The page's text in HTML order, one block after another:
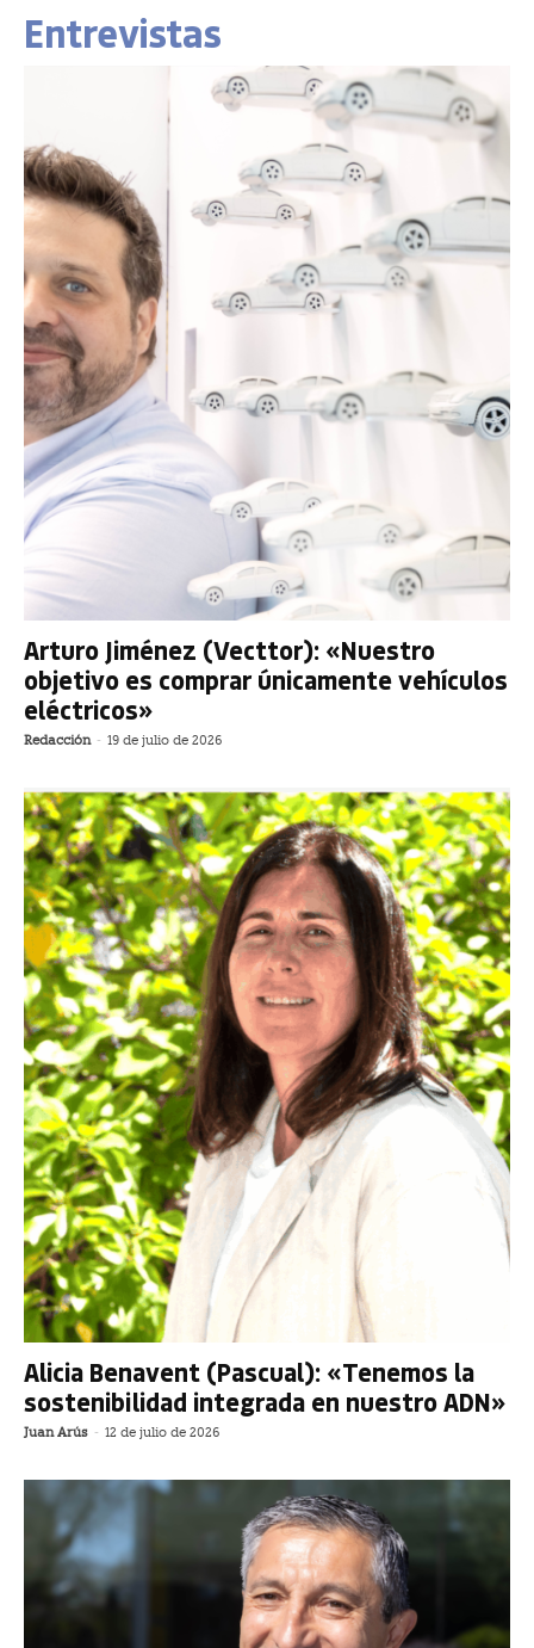
Entrevistas
Arturo Jiménez (Vecttor): «Nuestro
objetivo es comprar únicamente vehículos
eléctricos»
Redacción - 19 de julio de 2026
Alicia Benavent (Pascual): «Tenemos la
sostenibilidad integrada en nuestro ADN»
Juan Arús - 12 de julio de 2026